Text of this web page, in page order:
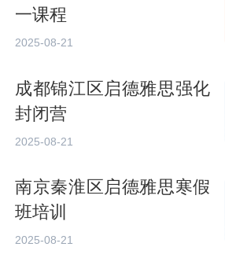
一课程
2025-08-21
成都锦江区启德雅思强化
封闭营
2025-08-21
南京秦淮区启德雅思寒假
班培训
2025-08-21